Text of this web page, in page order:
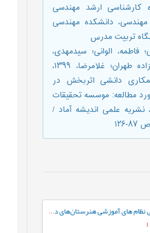
کارشناسی ارشد مهندسی
دانشکده مهندسی
تربیت مدرس
الوانی؛ سیدمهدی،
کاملی؛ سیدجواد، معمارزاده طهران؛ غلامرضا، ۱۳۹۹،
دانشی اثربخش در
مطالعه: موسسه تحقیقات
علمی اندیشه آماد /
ارزیابی ابعاد نظری و عملی نظام های آموزشی هنرستان‌های دخترانه فنی و حرفه‌ای